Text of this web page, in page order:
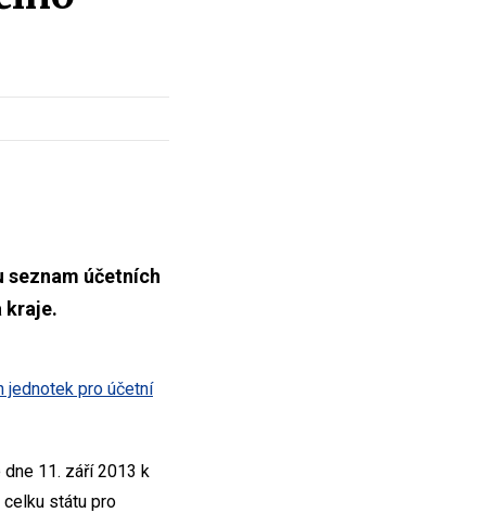
seznam účetních
kraje.
jednotek pro účetní
11. září 2013 k
státu pro